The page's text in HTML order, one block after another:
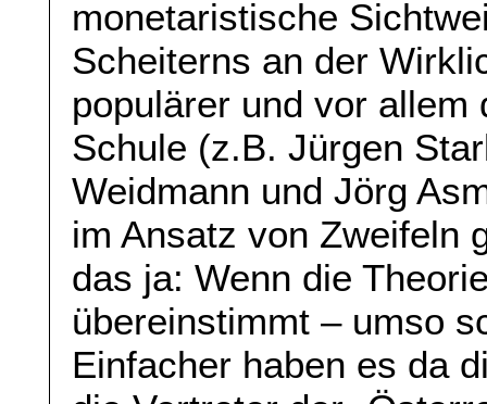
monetaristische
Scheiterns an der
populärer und vor
Schule (z.B. Jürgen
Weidmann und Jörg
im Ansatz von Zweifeln
das ja: Wenn die
übereinstimmt – umso
Einfacher haben es da